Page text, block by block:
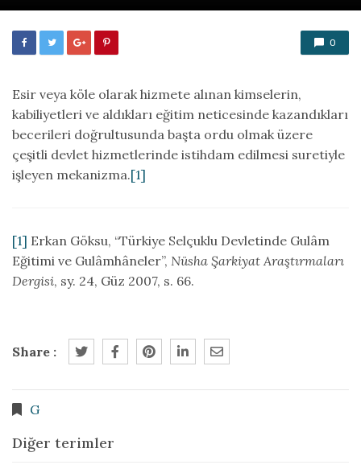
0
Esir veya köle olarak hizmete alınan kimselerin,
kabiliyetleri ve aldıkları eğitim neticesinde kazandıkları
becerileri doğrultusunda başta ordu olmak üzere
çeşitli devlet hizmetlerinde istihdam edilmesi suretiyle
işleyen mekanizma.[1]
[1] Erkan Göksu, “Türkiye Selçuklu Devletinde Gulâm
Eğitimi ve Gulâmhâneler”, Nüsha Şarkiyat Araştırmaları
Dergisi, sy. 24, Güz 2007, s. 66.
Share :
G
Diğer terimler